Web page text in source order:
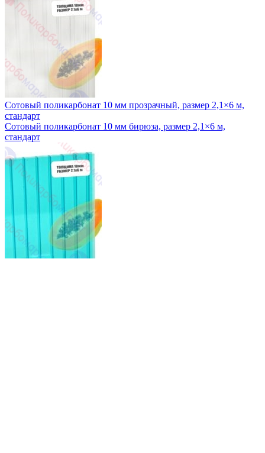
Сотовый поликарбонат 10 мм прозрачный, размер 2,1×6 м,
стандарт
Сотовый поликарбонат 10 мм бирюза, размер 2,1×6 м,
стандарт